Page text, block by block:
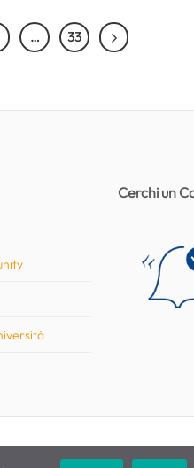
… 33
Cerchi un